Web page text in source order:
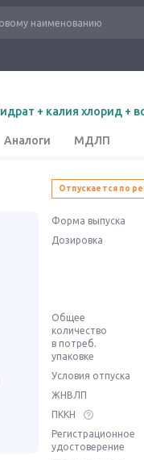
+ калия хлорид +
Аналоги МДЛП
Отпускается по
Форма выпуска
Дозировка
Общее
количество
в потреб.
упаковке
Условия отпуска
ЖНВЛП
ПККН
Регистрационное
удостоверение